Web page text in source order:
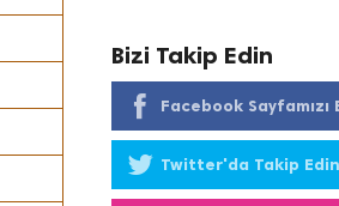
Bizi Takip Edin
Facebook Sayfamızı
Twitter'da Takip Edin